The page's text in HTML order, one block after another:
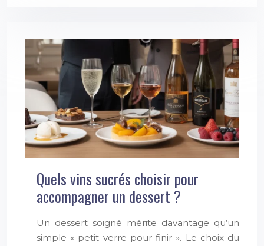
Quels vins sucrés choisir pour
accompagner un dessert ?
Un dessert soigné mérite davantage qu’un
simple « petit verre pour finir ». Le choix du